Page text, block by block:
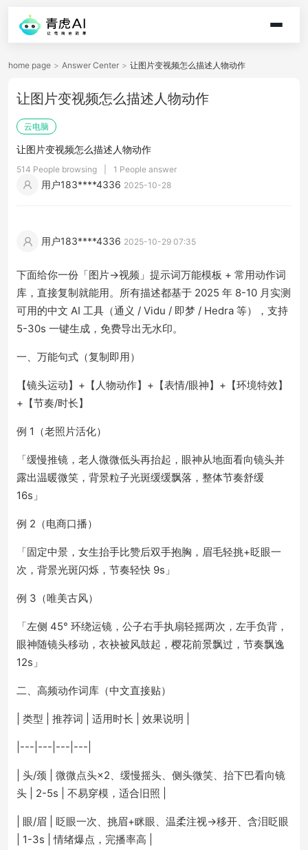
home page > Answer Center > 让图片变视频怎么描述人物动作
让图片变视频怎么描述人物动作
云电脑
让图片变视频怎么描述人物动作
514 People browsing 1 People answer
用户183****4336 2025-10-28
用户183****4336 2025-10-29 07:35
下面给你一份「图片→视频」提示词万能模板 + 常用动作词
库，直接复制就能用。所有描述都基于 2025 年 8-10 月实测
可用的中文 AI 工具（通义 / Vidu / 即梦 / Hedra 等），支持
5-30s 一键生成，免费导出无水印。
一、万能句式（复制即用）
【镜头运动】+【人物动作】+【表情/眼神】+【环境特效】
+【节奏/时长】
例 1（老照片活化）
「缓慢推镜，老人微微低头再抬起，眼神从地面看向镜头并
露出温暖微笑，背景粒子光斑缓缓飘落，整体节奏舒缓
16s」
例 2（电商口播）
「固定中景，女生抬手比赞后双手抱胸，眉毛轻挑+眨眼一
次，背景光斑闪烁，节奏轻快 9s」
例 3（唯美古风）
「左侧 45° 环绕运镜，公子右手执扇轻摇两次，左手负背，
眼神随镜头移动，衣袂被风鼓起，樱花前景飘过，节奏飘逸
12s」
二、高频动作词库（中文直接贴）
| 类型 | 推荐词 | 适用时长 | 效果说明 |
|---|---|---|---|
| 头/颈 | 微微点头×2、缓慢摇头、侧头微笑、抬下巴看向镜
头 | 2-5s | 不易穿模，适合旧照 |
| 眼/眉 | 眨眼一次、挑眉+眯眼、温柔注视→移开、含泪眨眼
| 1-3s | 情绪爆点，完播率高 |